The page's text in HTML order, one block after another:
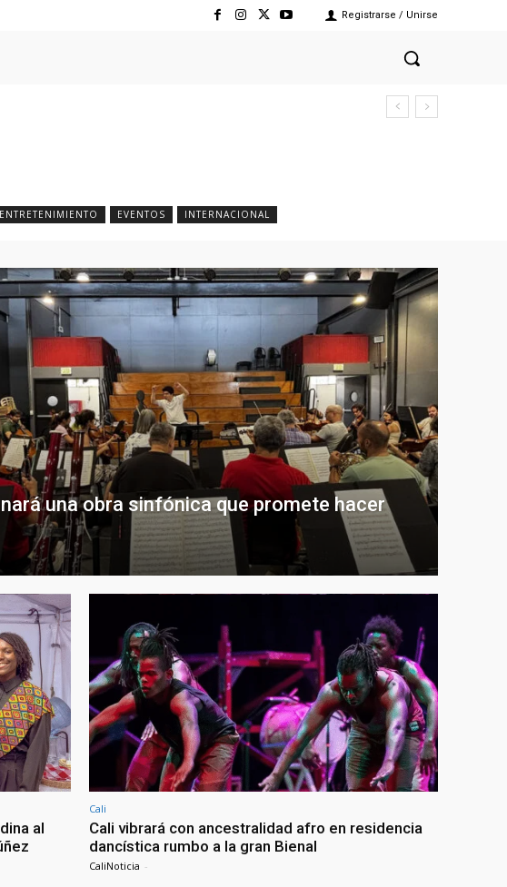
Registrarse / Unirse
ENTRETENIMIENTO EVENTOS INTERNACIONAL
una obra sinfónica que promete hacer
al
Cali
Cali vibrará con ancestralidad afro en residencia
dancística rumbo a la gran Bienal
CaliNoticia -